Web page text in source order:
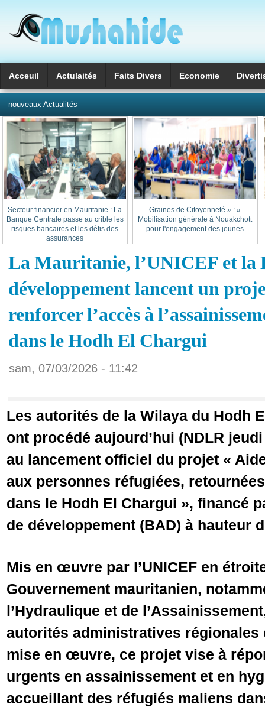
Acceuil Actulaités Faits Divers Economie
nouveaux Actualités
« Graines de Citoyenneté » :
Mobilisation générale à Nouakchott
pour l'engagement des jeunes
Secteur financier en Mauritanie : La
Banque Centrale passe au crible les
risques bancaires et les défis des
assurances
La Mauritanie, l’UNICEF et la
développement lancent un
renforcer l’accès à
dans le Hodh El Chargui
sam, 07/03/2026 - 11:42
Les autorités de la Wilaya du Hodh
ont procédé aujourd’hui (NDLR
au lancement officiel du projet «
aux personnes réfugiées,
dans le Hodh El Chargui », financé
de développement (BAD) à hauteur
Mis en œuvre par l’UNICEF en
Gouvernement mauritanien,
l’Hydraulique et de
autorités administratives régionales
mise en œuvre, ce projet vise à
urgents en assainissement et en
accueillant des réfugiés maliens